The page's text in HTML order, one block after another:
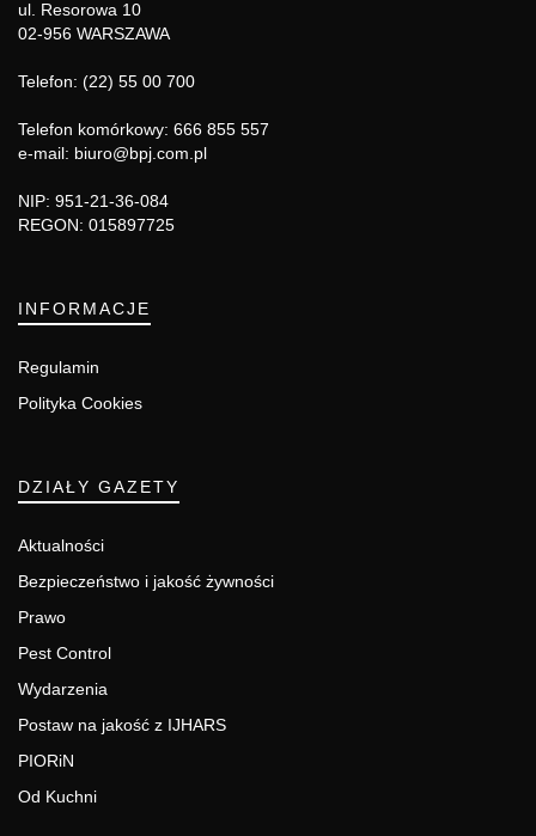
ul. Resorowa 10
02-956 WARSZAWA
Telefon: (22) 55 00 700
Telefon komórkowy: 666 855 557
e-mail: biuro@bpj.com.pl
NIP: 951-21-36-084
REGON: 015897725
INFORMACJE
Regulamin
Polityka Cookies
DZIAŁY GAZETY
Aktualności
Bezpieczeństwo i jakość żywności
Prawo
Pest Control
Wydarzenia
Postaw na jakość z IJHARS
PIORiN
Od Kuchni